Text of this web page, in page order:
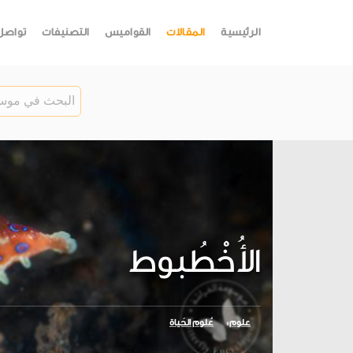
الرئيسية المقالات القواميس التصنيفات
الأُخْطُبوط
علوم عُلوم الحَياة